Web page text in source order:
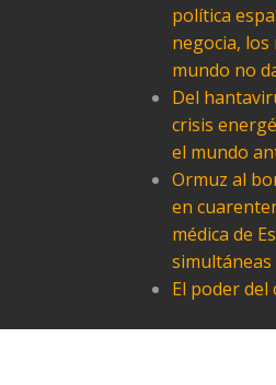
política
negocia, los
mundo no
Del
crisis
el mundo
Ormuz al
en
médica de
simultáneas
El poder